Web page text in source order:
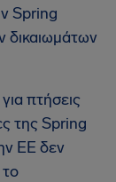
Spring
δικαιωμάτων
πτήσεις
της Spring
ΕΕ δεν